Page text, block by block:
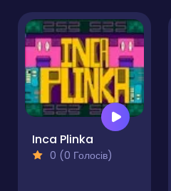
Inca Plinka
0 (0 Голосів)